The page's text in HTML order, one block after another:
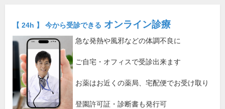
【 24h 】 今から受診できる オンライン診療
急な発熱や風邪などの体調不良に
ご自宅・オフィスで受診出来ます
お薬はお近くの薬局、宅配便でお受け取り
登園許可証・診断書も発行可